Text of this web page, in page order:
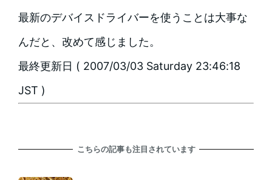
最新のデバイスドライバーを使うことは大事な
んだと、改めて感じました。
最終更新日 ( 2007/03/03 Saturday 23:46:18
JST )
こちらの記事も注目されています